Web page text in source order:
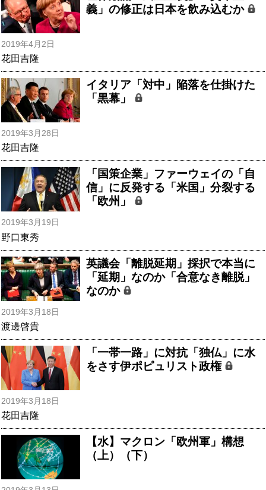
義」の修正は日本を飲み込むか
2019年4月2日
花田吉隆
イタリア「対中」陥落を仕掛けた
「黒幕」
2019年3月28日
花田吉隆
「国策企業」ファーウェイの「自
信」に反発する「米国」分裂する
「欧州」
2019年3月19日
野口東秀
英議会「離脱延期」採択で本当に
「延期」なのか「合意なき離脱」
なのか
2019年3月18日
渡邊啓貴
「一帯一路」に対抗「独仏」に水
をさす伊ポピュリスト政権
2019年3月18日
花田吉隆
【水】マクロン「欧州軍」構想
（上）（下）